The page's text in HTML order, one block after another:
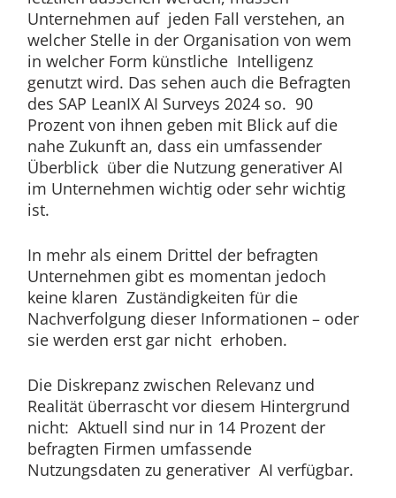
Unternehmen auf jeden Fall verstehen, an
welcher Stelle in der Organisation von wem
in welcher Form künstliche Intelligenz
genutzt wird. Das sehen auch die Befragten
des SAP LeanIX AI Surveys 2024 so. 90
Prozent von ihnen geben mit Blick auf die
nahe Zukunft an, dass ein umfassender
Überblick über die Nutzung generativer AI
im Unternehmen wichtig oder sehr wichtig
ist.
In mehr als einem Drittel der befragten
Unternehmen gibt es momentan jedoch
keine klaren Zuständigkeiten für die
Nachverfolgung dieser Informationen – oder
sie werden erst gar nicht erhoben.
Die Diskrepanz zwischen Relevanz und
Realität überrascht vor diesem Hintergrund
nicht: Aktuell sind nur in 14 Prozent der
befragten Firmen umfassende
Nutzungsdaten zu generativer AI verfügbar.